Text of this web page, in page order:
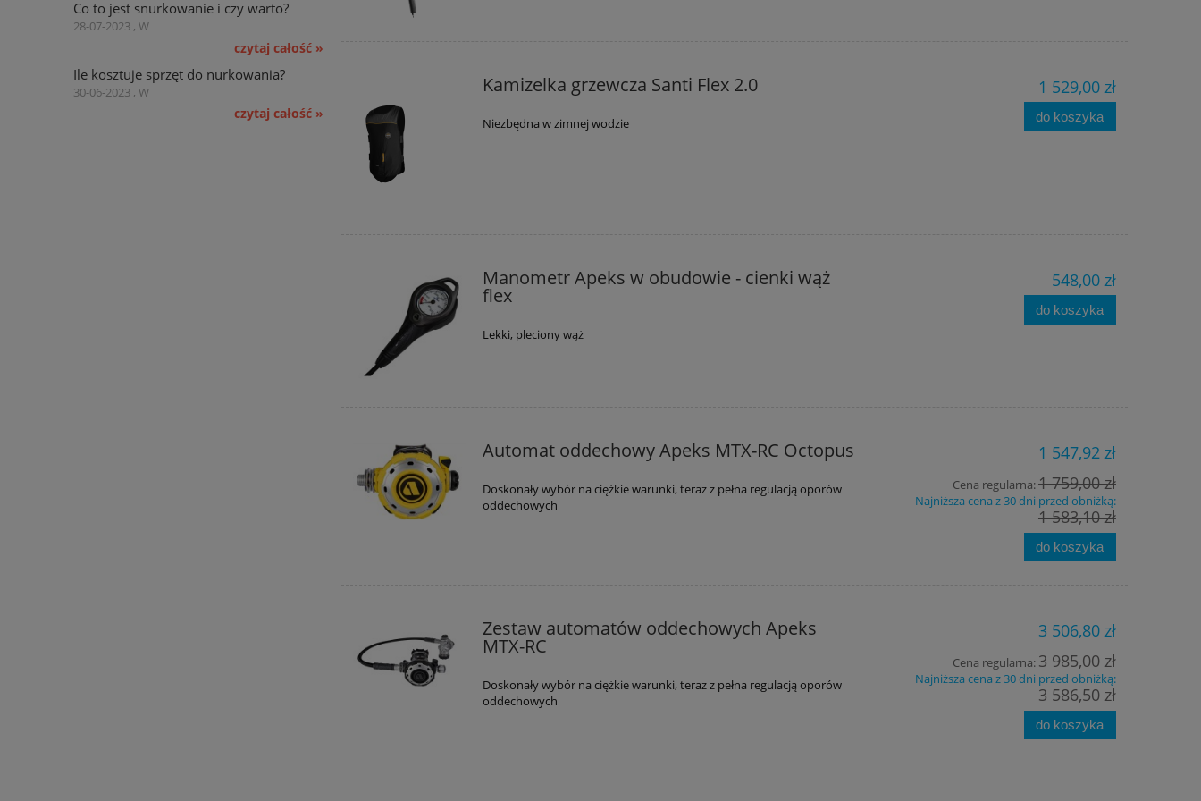
Co to jest snurkowanie i czy warto?
28-07-2023 , W
czytaj całość »
Ile kosztuje sprzęt do nurkowania?
30-06-2023 , W
czytaj całość »
Kamizelka grzewcza Santi Flex 2.0
Niezbędna w zimnej wodzie
1 529,00 zł
do koszyka
Manometr Apeks w obudowie - cienki wąż
flex
Lekki, pleciony wąż
548,00 zł
do koszyka
Automat oddechowy Apeks MTX-RC Octopus
Doskonały wybór na ciężkie warunki, teraz z pełna regulacją oporów
oddechowych
1 547,92 zł
Cena regularna:1 759,00 zł
Najniższa cena z 30 dni przed obniżką:
1 583,10 zł
do koszyka
Zestaw automatów oddechowych Apeks
MTX-RC
Doskonały wybór na ciężkie warunki, teraz z pełna regulacją oporów
oddechowych
3 506,80 zł
Cena regularna:3 985,00 zł
Najniższa cena z 30 dni przed obniżką:
3 586,50 zł
do koszyka